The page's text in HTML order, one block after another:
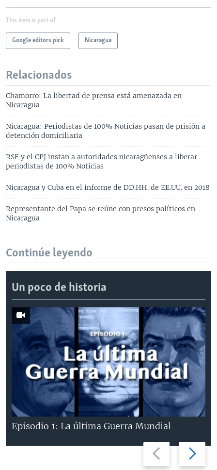
This item is part of
Google editors pick Nicaragua
Relacionados
Chamorro: La libertad de prensa está amenazada en
Nicaragua
Nicaragua: Periodistas de 100% Noticias pasan de prisión a
detención domiciliaria
RSF y el CPJ instan a autoridades nicaragüenses a liberar
periodistas de 100% Noticias
Nicaragua y Cuba en el informe de DD.HH. de EE.UU. en 2018
Representante del Papa se reúne con presos políticos en
Nicaragua
Continúe leyendo
Un poco de historia
Previous
slide
Next
slide
Episodio 1: La última Guerra Mundial